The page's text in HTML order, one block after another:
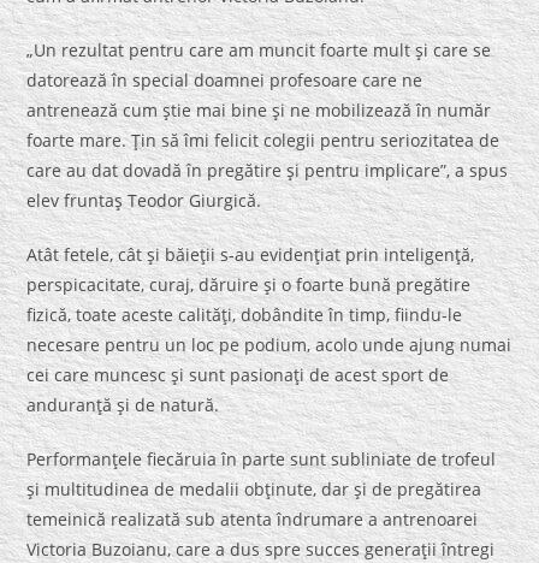
„Un rezultat pentru care am muncit foarte mult şi care se
datorează în special doamnei profesoare care ne
antrenează cum ştie mai bine şi ne mobilizează în număr
foarte mare. Ţin să îmi felicit colegii pentru seriozitatea de
care au dat dovadă în pregătire şi pentru implicare”, a spus
elev fruntaş Teodor Giurgică.
Atât fetele, cât şi băieţii s-au evidenţiat prin inteligenţă,
perspicacitate, curaj, dăruire şi o foarte bună pregătire
fizică, toate aceste calităţi, dobândite în timp, fiindu-le
necesare pentru un loc pe podium, acolo unde ajung numai
cei care muncesc şi sunt pasionaţi de acest sport de
anduranţă şi de natură.
Performanţele fiecăruia în parte sunt subliniate de trofeul
şi multitudinea de medalii obţinute, dar şi de pregătirea
temeinică realizată sub atenta îndrumare a antrenoarei
Victoria Buzoianu, care a dus spre succes generaţii întregi